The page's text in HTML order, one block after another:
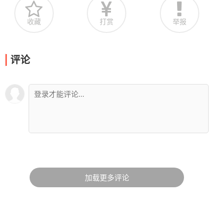
收藏 打赏 举报
评论
加载更多评论